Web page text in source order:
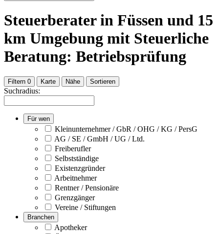
Steuerberater in Füssen und 15
km Umgebung mit Steuerliche
Beratung: Betriebsprüfung
Filtern 0 Karte Nähe Sortieren
Suchradius:
Für wen
Kleinunternehmer / GbR / OHG / KG / PersG
AG / SE / GmbH / UG / Ltd.
Freiberufler
Selbstständige
Existenzgründer
Arbeitnehmer
Rentner / Pensionäre
Grenzgänger
Vereine / Stiftungen
Branchen
Apotheker